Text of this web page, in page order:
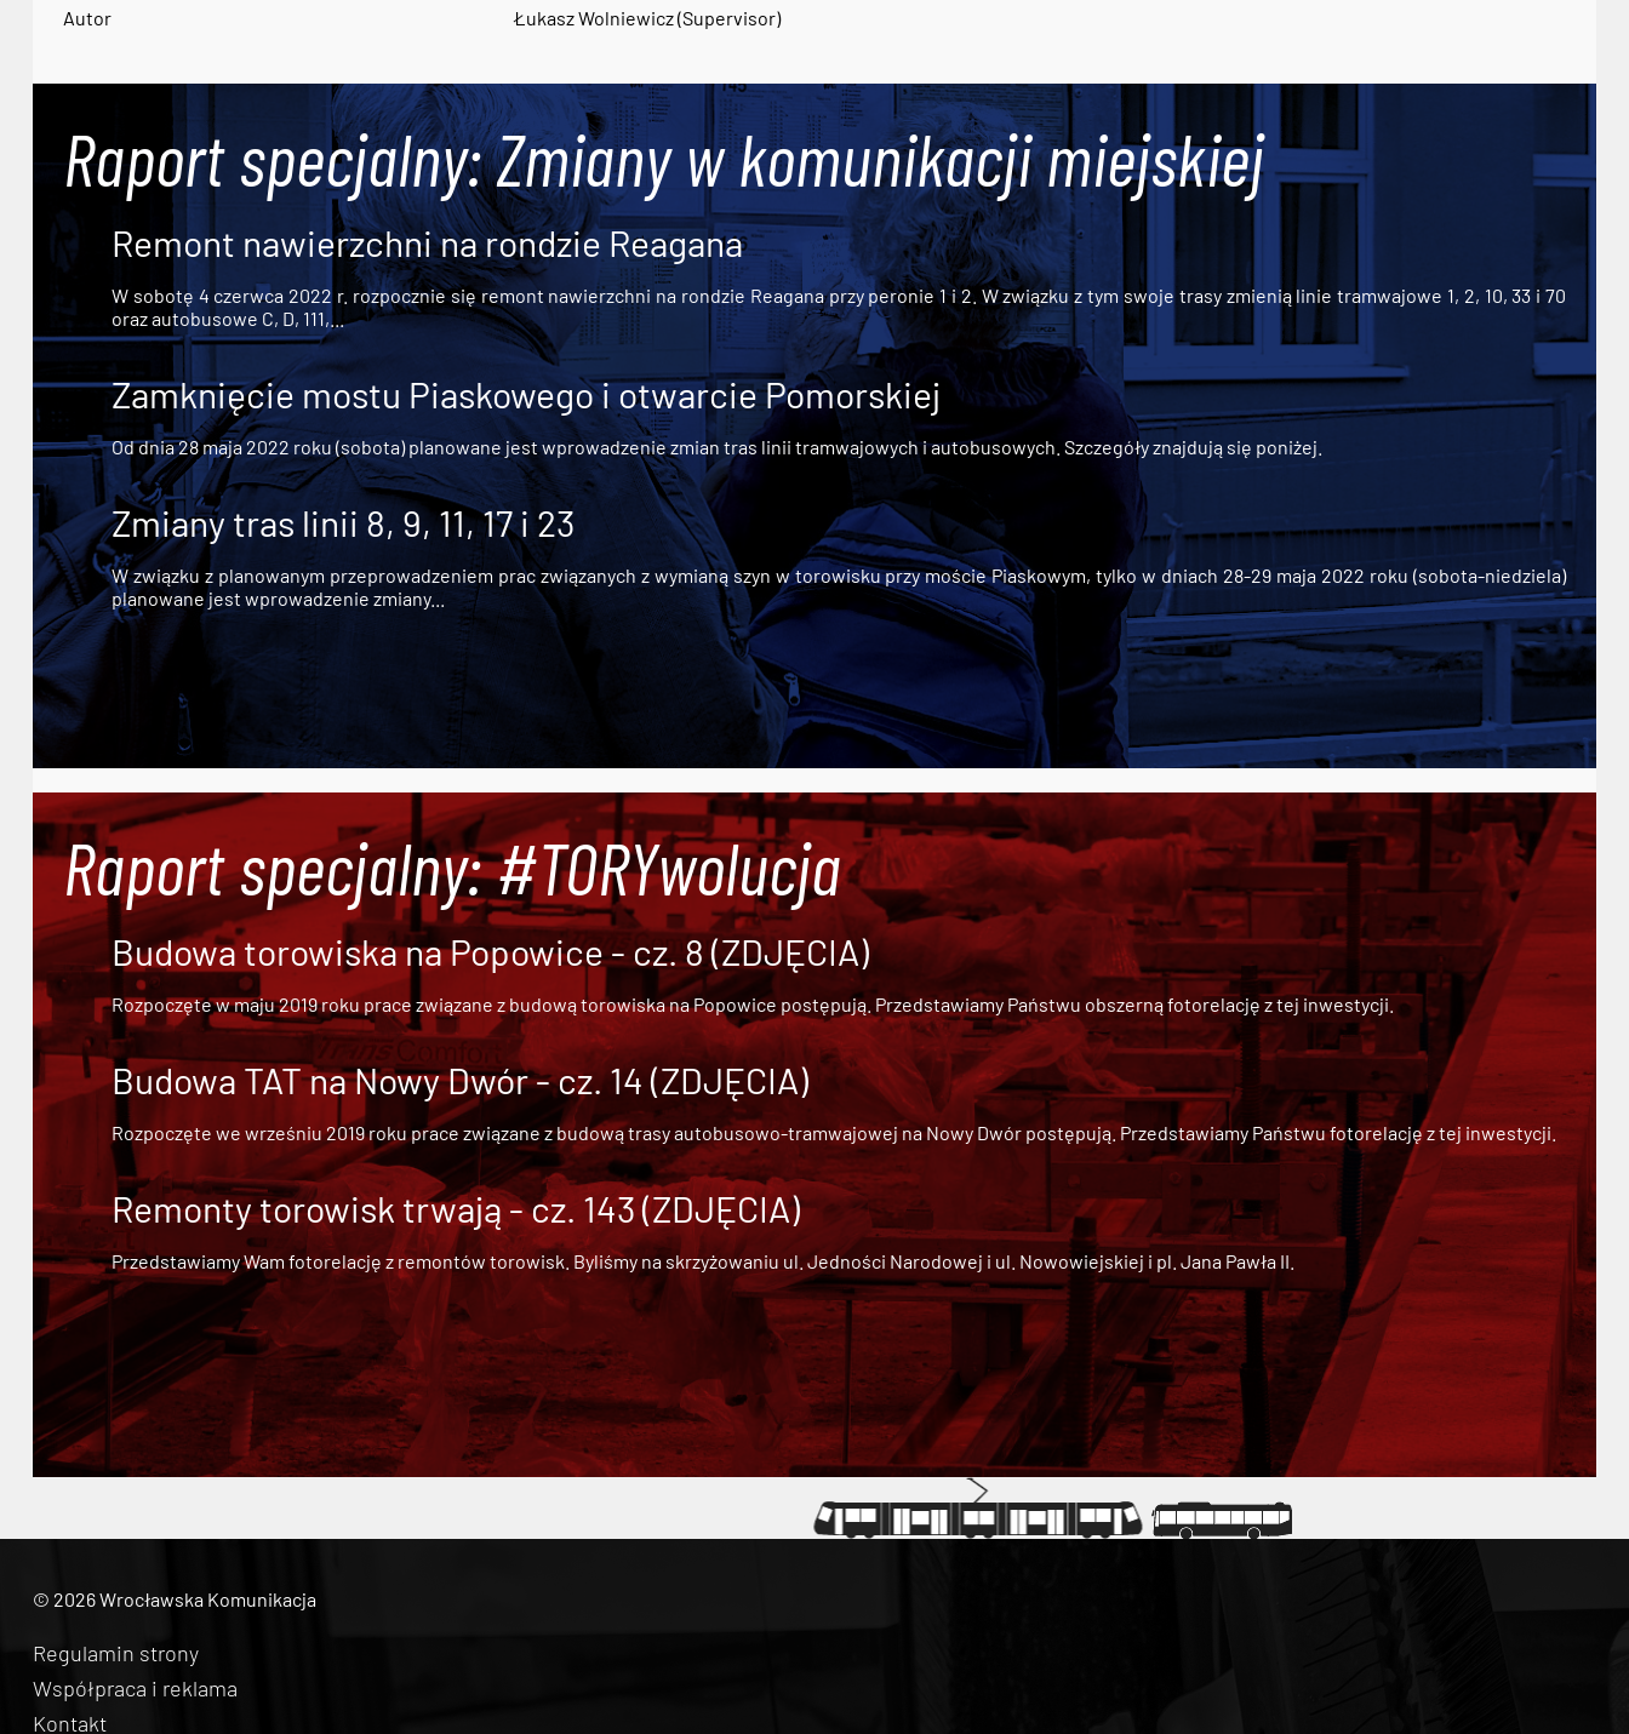
Autor Łukasz Wolniewicz (Supervisor)
Raport specjalny: Zmiany w komunikacji miejskiej
Remont nawierzchni na rondzie Reagana
W sobotę 4 czerwca 2022 r. rozpocznie się remont nawierzchni na rondzie Reagana przy peronie 1 i 2. W związku z tym swoje trasy zmienią linie tramwajowe 1, 2, 10, 33 i 70
oraz autobusowe C, D, 111,...
Zamknięcie mostu Piaskowego i otwarcie Pomorskiej
Od dnia 28 maja 2022 roku (sobota) planowane jest wprowadzenie zmian tras linii tramwajowych i autobusowych. Szczegóły znajdują się poniżej.
Zmiany tras linii 8, 9, 11, 17 i 23
W związku z planowanym przeprowadzeniem prac związanych z wymianą szyn w torowisku przy moście Piaskowym, tylko w dniach 28-29 maja 2022 roku (sobota-niedziela)
planowane jest wprowadzenie zmiany...
Raport specjalny: #TORYwolucja
Budowa torowiska na Popowice - cz. 8 (ZDJĘCIA)
Rozpoczęte w maju 2019 roku prace związane z budową torowiska na Popowice postępują. Przedstawiamy Państwu obszerną fotorelację z tej inwestycji.
Budowa TAT na Nowy Dwór - cz. 14 (ZDJĘCIA)
Rozpoczęte we wrześniu 2019 roku prace związane zbudową trasy autobusowo-tramwajowej na Nowy Dwórpostępują. Przedstawiamy Państwu fotorelację z tej inwestycji.
Remonty torowisk trwają - cz. 143 (ZDJĘCIA)
Przedstawiamy Wam fotorelację z remontów torowisk. Byliśmy na skrzyżowaniu ul. Jedności Narodowej i ul. Nowowiejskiej i pl. Jana Pawła II.
© 2026 Wrocławska Komunikacja
Regulamin strony
Współpraca i reklama
Kontakt